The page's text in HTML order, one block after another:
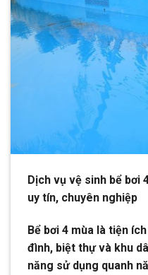
Dịch vụ vệ sinh bể bơi
uy tín, chuyên nghiệp
Bể bơi 4 mùa là tiện
đình, biệt thự và khu
năng sử dụng quanh